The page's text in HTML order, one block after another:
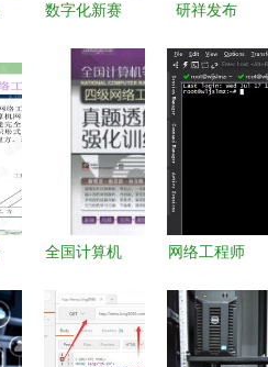
数字化新赛
络工程师培
训助推职业
新高度
研祥发布
1816L2NAR
嵌入式单板
计算机，助
力自动化工
全国计算机
级网络工程
师 从理论
网络工程师
SecureCRT
从零安装到